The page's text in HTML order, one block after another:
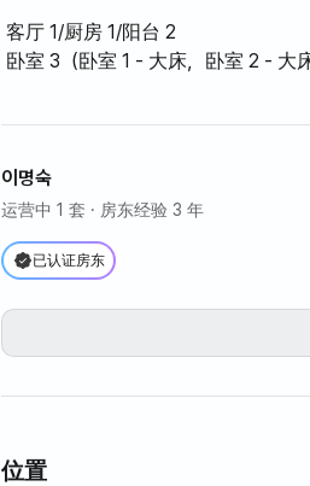
客厅 1/厨房 1/阳台 2
卧室 3（卧室 1 - 大床，卧室 2 - 大
이명숙
运营中 1 套 · 房东经验 3 年
已认证房东
位置